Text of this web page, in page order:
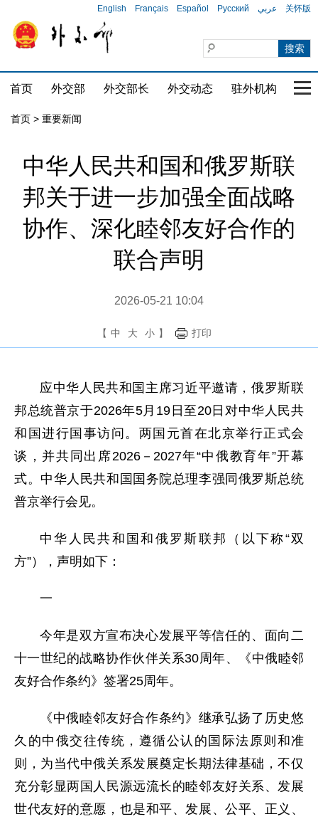
English Français Español Русский عربي 关怀版
首页 外交部 外交部长 外交动态 驻外机构 国
首页 > 重要新闻
中华人民共和国和俄罗斯联
邦关于进一步加强全面战略
协作、深化睦邻友好合作的
联合声明
2026-05-21 10:04
【 中 大 小 】 打印
应中华人民共和国主席习近平邀请，俄罗斯联
邦总统普京于2026年5月19日至20日对中华人民共
和国进行国事访问。两国元首在北京举行正式会
谈，并共同出席2026－2027年“中俄教育年”开幕
式。中华人民共和国国务院总理李强同俄罗斯总统
普京举行会见。
中华人民共和国和俄罗斯联邦（以下称“双
方”），声明如下：
一
今年是双方宣布决心发展平等信任的、面向二
十一世纪的战略协作伙伴关系30周年、《中俄睦邻
友好合作条约》签署25周年。
《中俄睦邻友好合作条约》继承弘扬了历史悠
久的中俄交往传统，遵循公认的国际法原则和准
则，为当代中俄关系发展奠定长期法律基础，不仅
充分彰显两国人民源远流长的睦邻友好关系、发展
世代友好的意愿，也是和平、发展、公平、正义、